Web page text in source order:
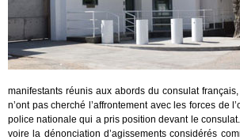
manifestants réunis aux abords du consulat
n’ont pas cherché l’affrontement avec les forces de
police nationale qui a pris position devant le
voire la dénonciation d’agissements considérés